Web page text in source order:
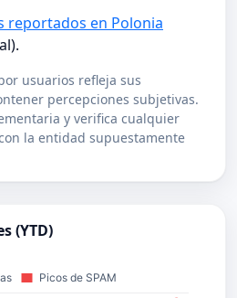
reportados en Polonia
usuarios refleja sus
percepciones subjetivas.
y verifica cualquier
la entidad supuestamente
(YTD)